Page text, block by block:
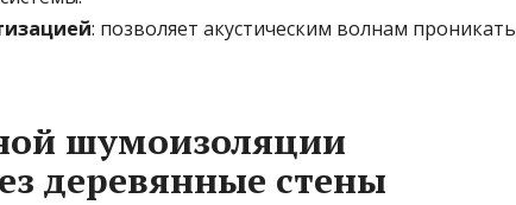
: позволяет акустическим волнам проникать
шумоизоляции
деревянные стены